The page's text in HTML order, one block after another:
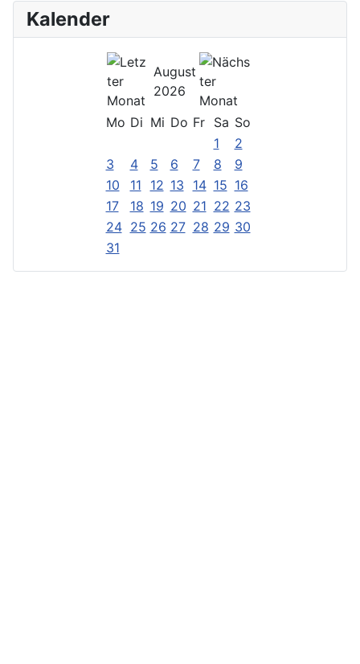
Kalender
August
2026
Mo Di Mi Do Fr Sa So
1
2
3
4 5 6 7 8
9
10
11 12 13 14 15 16
17
18 19 20 21 22 23
24 25 26 27 28 29 30
31